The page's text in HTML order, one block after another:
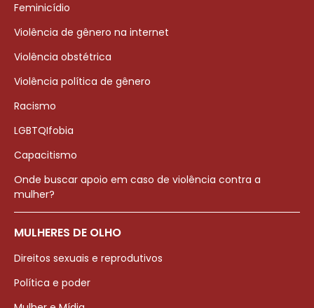
Feminicídio
Violência de gênero na internet
Violência obstétrica
Violência política de gênero
Racismo
LGBTQIfobia
Capacitismo
Onde buscar apoio em caso de violência contra a
mulher?
MULHERES DE OLHO
Direitos sexuais e reprodutivos
Política e poder